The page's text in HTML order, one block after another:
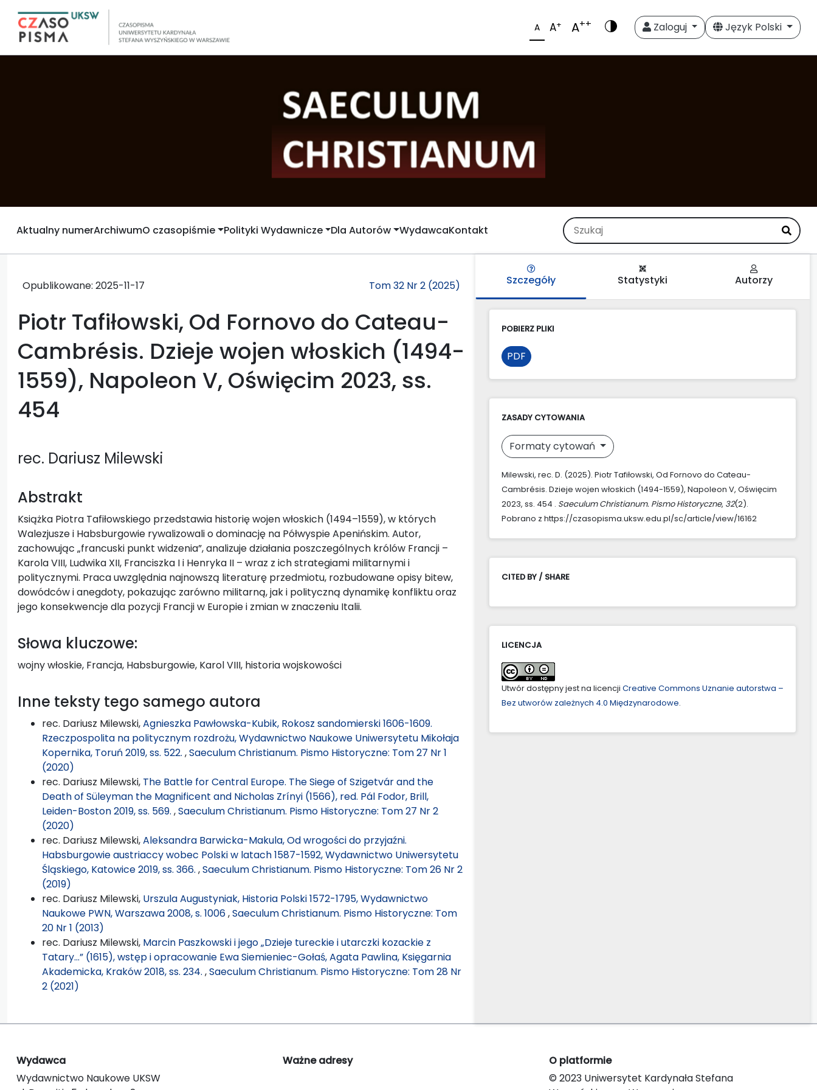
A A+ A++ Zaloguj Język Polski
Aktualny numerArchiwumO czasopiśmie Polityki Wydawnicze Dla Autorów WydawcaKontakt
Opublikowane: 2025-11-17 Tom 32 Nr 2 (2025)
Piotr Tafiłowski, Od Fornovo do Cateau-
Cambrésis. Dzieje wojen włoskich (1494-
1559), Napoleon V, Oświęcim 2023, ss.
454
rec. Dariusz Milewski
Abstrakt
Książka Piotra Tafiłowskiego przedstawia historię wojen włoskich (1494–1559), w których
Walezjusze i Habsburgowie rywalizowali o dominację na Półwyspie Apenińskim. Autor,
zachowując „francuski punkt widzenia”, analizuje działania poszczególnych królów Francji –
Karola VIII, Ludwika XII, Franciszka I i Henryka II – wraz z ich strategiami militarnymi i
politycznymi. Praca uwzględnia najnowszą literaturę przedmiotu, rozbudowane opisy bitew,
dowódców i anegdoty, pokazując zarówno militarną, jak i polityczną dynamikę konfliktu oraz
jego konsekwencje dla pozycji Francji w Europie i zmian w znaczeniu Italii.
Słowa kluczowe:
wojny włoskie, Francja, Habsburgowie, Karol VIII, historia wojskowości
Inne teksty tego samego autora
rec. Dariusz Milewski,Agnieszka Pawłowska-Kubik, Rokosz sandomierski 1606-1609.
Rzeczpospolita na politycznym rozdrożu, Wydawnictwo Naukowe Uniwersytetu Mikołaja
Kopernika, Toruń 2019, ss. 522. ,Saeculum Christianum. Pismo Historyczne: Tom 27 Nr 1
(2020)
rec. Dariusz Milewski, The Battle for Central Europe. The Siege of Szigetvár and the
Death of Süleyman the Magnificent and Nicholas Zrínyi (1566), red. Pál Fodor, Brill,
Leiden-Boston 2019, ss. 569. ,Saeculum Christianum. Pismo Historyczne: Tom 27 Nr 2
(2020)
rec. Dariusz Milewski,Aleksandra Barwicka-Makula, Od wrogości do przyjaźni.
Habsburgowie austriaccy wobec Polski w latach 1587-1592, Wydawnictwo Uniwersytetu
Śląskiego, Katowice 2019, ss. 366. ,Saeculum Christianum. Pismo Historyczne: Tom 26 Nr 2
(2019)
rec. Dariusz Milewski, Urszula Augustyniak, Historia Polski 1572-1795, Wydawnictwo
Naukowe PWN, Warszawa 2008, s. 1006,Saeculum Christianum. Pismo Historyczne: Tom
20 Nr 1 (2013)
rec. Dariusz Milewski, Marcin Paszkowski i jego „Dzieje tureckie i utarczki kozackie z
Tatary…” (1615), wstęp i opracowanie Ewa Siemieniec-Gołaś, Agata Pawlina, Księgarnia
Akademicka, Kraków 2018, ss. 234. ,Saeculum Christianum. Pismo Historyczne: Tom 28 Nr
2 (2021)
Szczegóły Statystyki Autorzy
POBIERZ PLIKI
PDF
ZASADY CYTOWANIA
Formaty cytowań
Milewski, rec. D. (2025). Piotr Tafiłowski, Od Fornovo do Cateau-
Cambrésis. Dzieje wojen włoskich (1494-1559), Napoleon V, Oświęcim
2023, ss. 454 . Saeculum Christianum. Pismo Historyczne, 32(2).
Pobrano z https://czasopisma.uksw.edu.pl/sc/article/view/16162
CITED BY / SHARE
LICENCJA
Utwór dostępny jest na licencji Creative Commons Uznanie autorstwa –
Bez utworów zależnych 4.0 Międzynarodowe.
Wydawca
Wydawnictwo Naukowe UKSW
Ważne adresy
O platformie
© 2023 Uniwersytet Kardynała Stefana